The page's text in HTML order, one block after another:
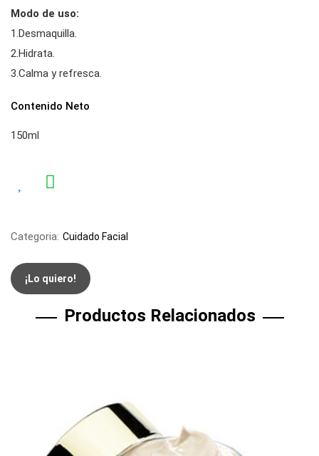
Modo de uso:
1.Desmaquilla.
2.Hidrata.
3.Calma y refresca.
Contenido Neto
150ml
Categoria: Cuidado Facial
¡Lo quiero!
Productos Relacionados